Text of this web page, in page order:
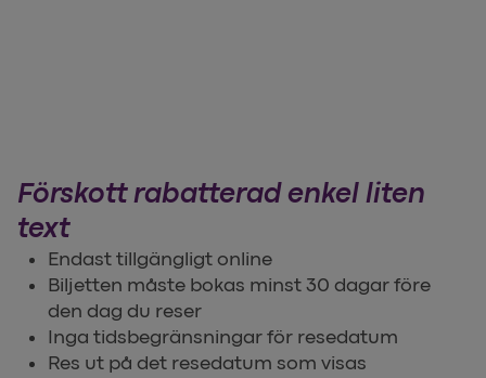
Förskott rabatterad enkel liten
text
Endast tillgängligt online
Biljetten måste bokas minst 30 dagar före
den dag du reser
Inga tidsbegränsningar för resedatum
Res ut på det resedatum som visas